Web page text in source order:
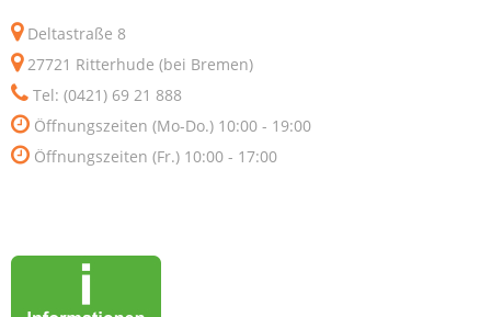
Deltastraße 8
27721 Ritterhude (bei Bremen)
Tel: (0421) 69 21 888
Öffnungszeiten (Mo-Do.) 10:00 - 19:00
Öffnungszeiten (Fr.) 10:00 - 17:00